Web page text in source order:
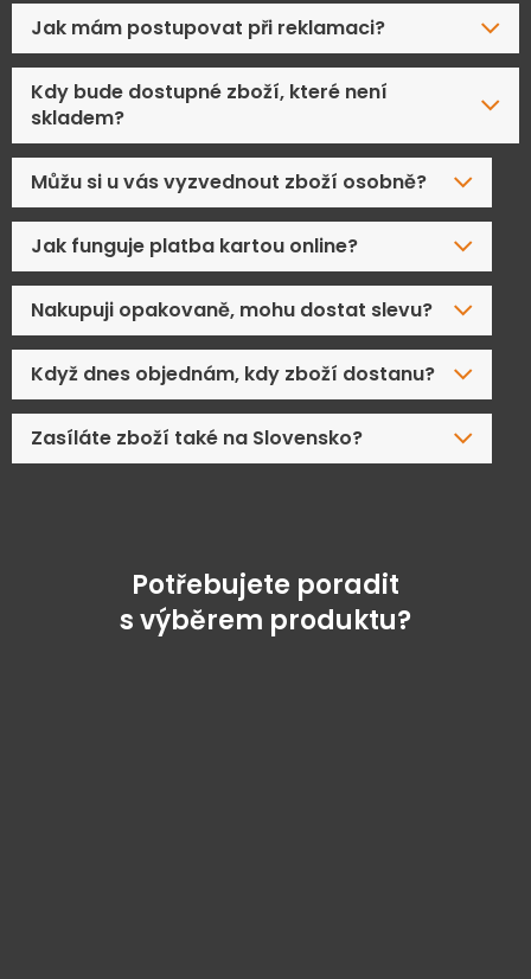
Jak mám postupovat při reklamaci?
Kdy bude dostupné zboží, které není
skladem?
Můžu si u vás vyzvednout zboží osobně?
Jak funguje platba kartou online?
Nakupuji opakovaně, mohu dostat slevu?
Když dnes objednám, kdy zboží dostanu?
Zasíláte zboží také na Slovensko?
Potřebujete poradit
s výběrem produktu?